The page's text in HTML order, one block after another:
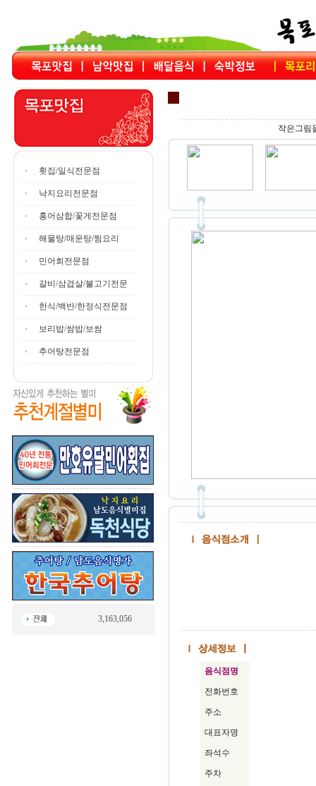
횟집/일식전문점
낙지요리전문점
홍어삼합/꽃게전문점
해물탕/매운탕/찜요리
민어회전문점
갈비/삼겹살/불고기전문
한식/백반/한정식전문점
보리밥/쌈밥/보쌈
추어탕전문점
3,163,056
작은그림
음식점명
전화번호
주소
대표자명
좌석수
주차